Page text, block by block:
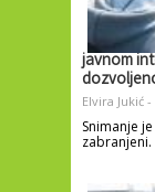
javnom
Elvira Jukić
Snimanje
zabranjeni.